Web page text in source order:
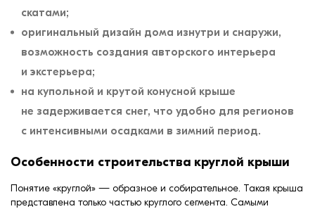
скатами;
оригинальный дизайн дома изнутри и снаружи,
возможность создания авторского интерьера
и экстерьера;
на купольной и крутой конусной крыше
не задерживается снег, что удобно для регионов
с интенсивными осадками в зимний период.
Особенности строительства круглой крыши
Понятие «круглой» — образное и собирательное. Такая крыша
представлена только частью круглого сегмента. Самыми